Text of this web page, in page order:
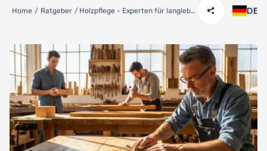
Home / Ratgeber / Holzpflege - Experten für langlebiges und schönes Holz finden DE